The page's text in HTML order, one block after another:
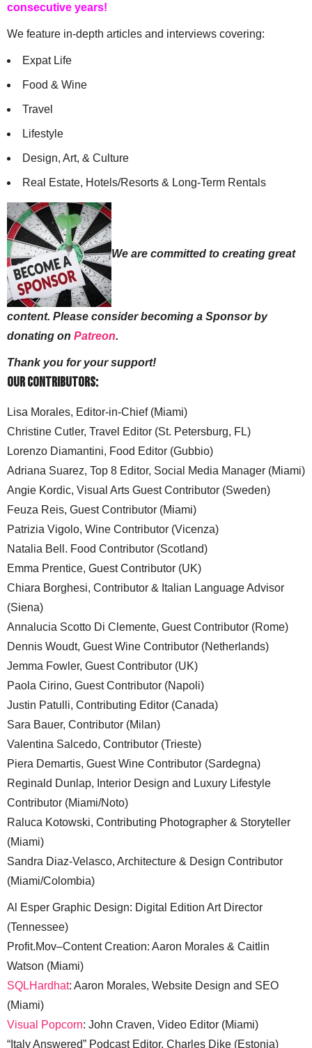
consecutive years!
We feature in-depth articles and interviews covering:
Expat Life
Food & Wine
Travel
Lifestyle
Design, Art, & Culture
Real Estate, Hotels/Resorts & Long-Term Rentals
We are committed to creating great
content. Please consider becoming a Sponsor by
donating on Patreon.
Thank you for your support!
Our Contributors:
Lisa Morales, Editor-in-Chief (Miami)
Christine Cutler, Travel Editor (St. Petersburg, FL)
Lorenzo Diamantini, Food Editor (Gubbio)
Adriana Suarez, Top 8 Editor, Social Media Manager (Miami)
Angie Kordic, Visual Arts Guest Contributor (Sweden)
Feuza Reis, Guest Contributor (Miami)
Patrizia Vigolo, Wine Contributor (Vicenza)
Natalia Bell. Food Contributor (Scotland)
Emma Prentice, Guest Contributor (UK)
Chiara Borghesi, Contributor & Italian Language Advisor
(Siena)
Annalucia Scotto Di Clemente, Guest Contributor (Rome)
Dennis Woudt, Guest Wine Contributor (Netherlands)
Jemma Fowler, Guest Contributor (UK)
Paola Cirino, Guest Contributor (Napoli)
Justin Patulli, Contributing Editor (Canada)
Sara Bauer, Contributor (Milan)
Valentina Salcedo, Contributor (Trieste)
Piera Demartis, Guest Wine Contributor (Sardegna)
Reginald Dunlap, Interior Design and Luxury Lifestyle
Contributor (Miami/Noto)
Raluca Kotowski, Contributing Photographer & Storyteller
(Miami)
Sandra Diaz-Velasco, Architecture & Design Contributor
(Miami/Colombia)
Al Esper Graphic Design: Digital Edition Art Director
(Tennessee)
Profit.Mov–Content Creation: Aaron Morales & Caitlin
Watson (Miami)
SQLHardhat: Aaron Morales, Website Design and SEO
(Miami)
Visual Popcorn: John Craven, Video Editor (Miami)
“Italy Answered” Podcast Editor, Charles Dike (Estonia)